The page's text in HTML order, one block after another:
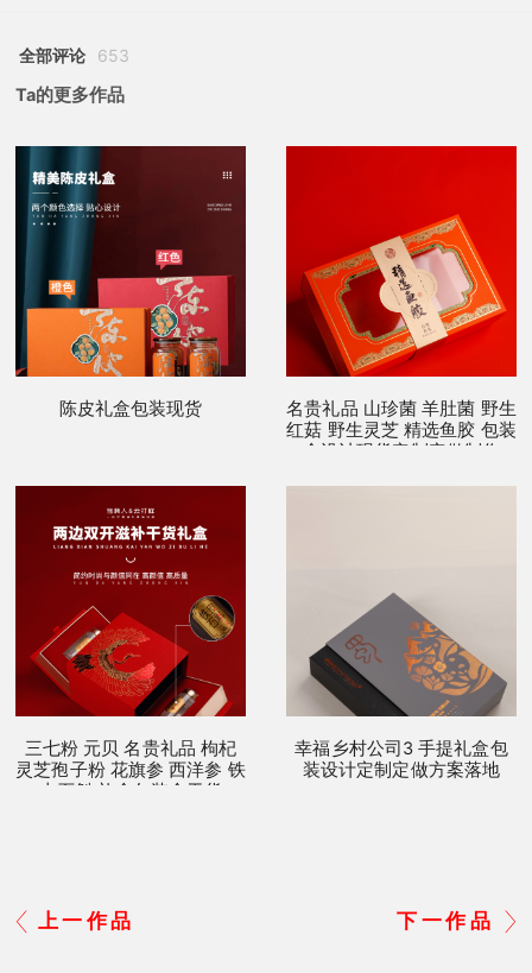
全部评论 653
Ta的更多作品
陈皮礼盒包装现货
名贵礼品 山珍菌 羊肚菌 野生
红菇 野生灵芝 精选鱼胶 包装
盒设计现货定制定做制作
三七粉 元贝 名贵礼品 枸杞
灵芝孢子粉 花旗参 西洋参 铁
皮石斛 礼盒包装盒干货
幸福乡村公司3 手提礼盒包
装设计定制定做方案落地
上一作品 下一作品